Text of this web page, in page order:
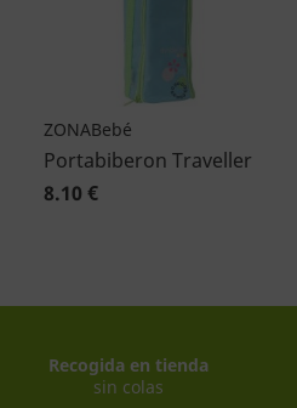
ZONABebé
Portabiberon Traveller
8.10 €
Recogida en tienda
sin colas